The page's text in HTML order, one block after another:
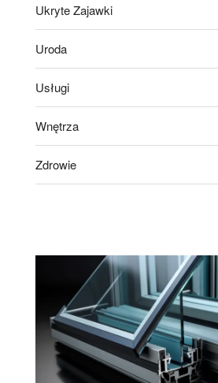
Ukryte Zajawki
Uroda
Usługi
Wnętrza
Zdrowie